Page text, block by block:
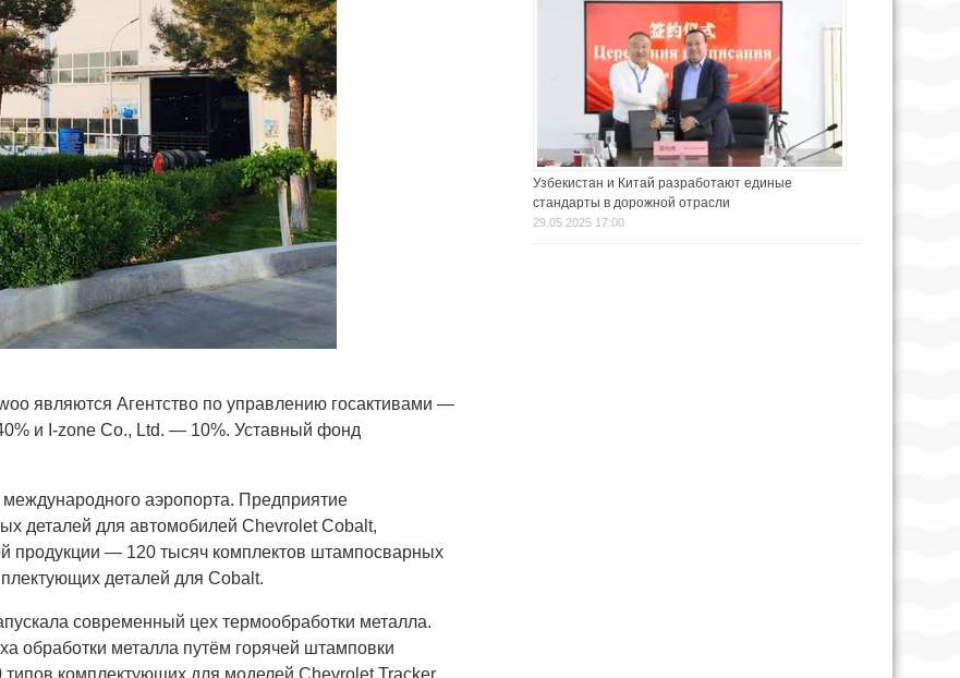
являются Агентство по управлению госактивами —
и I-zone Co., Ltd. — 10%. Уставный фонд
аэропорта. Предприятие
деталей для автомобилей Chevrolet Cobalt,
продукции — 120 тысяч комплектов штампосварных
деталей для Cobalt.
современный цех термообработки металла.
обработки металла путём горячей штамповки
Узбекистан и Китай разработают единые
стандарты в дорожной отрасли
29.05.2025 17:00